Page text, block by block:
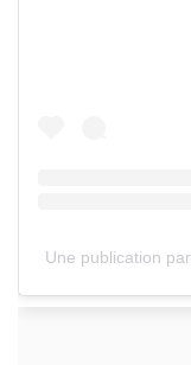
Une publication